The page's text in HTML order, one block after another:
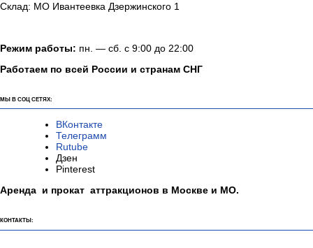
Склад: МО Ивантеевка Дзержинского 1
Режим работы: пн. — сб. с 9:00 до 22:00
Работаем по всей России и странам СНГ
МЫ В СОЦ СЕТЯХ:
ВКонтакте
Телеграмм
Rutube
Дзен
Pinterest
Аренда и прокат аттракционов в Москве и МО.
КОНТАКТЫ: